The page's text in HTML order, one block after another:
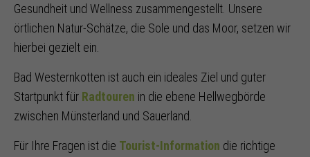
Gesundheit und Wellness zusammengestellt. Unsere
örtlichen Natur-Schätze, die Sole und das Moor, setzen wir
hierbei gezielt ein.
Bad Westernkotten ist auch ein ideales Ziel und guter
Startpunkt für Radtouren in die ebene Hellwegbörde
zwischen Münsterland und Sauerland.
Für Ihre Fragen ist die Tourist-Information die richtige